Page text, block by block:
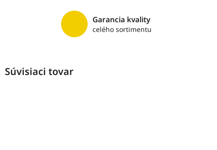
Garancia kvality
celého sortimentu
Súvisiaci tovar